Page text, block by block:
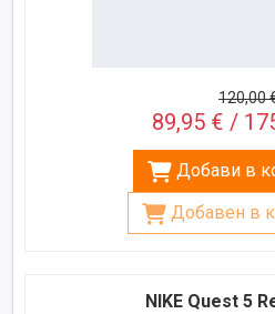
120,00
89,95 € /
Добави в
Добавен в
NIKE Quest 5